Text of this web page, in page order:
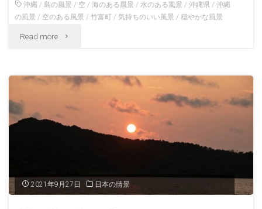
景"
沖縄 /島の風景 / 空 /海のある風景 /水のある風景 /沖縄県 /沖縄
の風景 / 空のある風景 /竹富町 /気持ちのいい風景 /穏やかな風景
Read more "由
島
の
風
沖
2021年9月27日 日本の情景